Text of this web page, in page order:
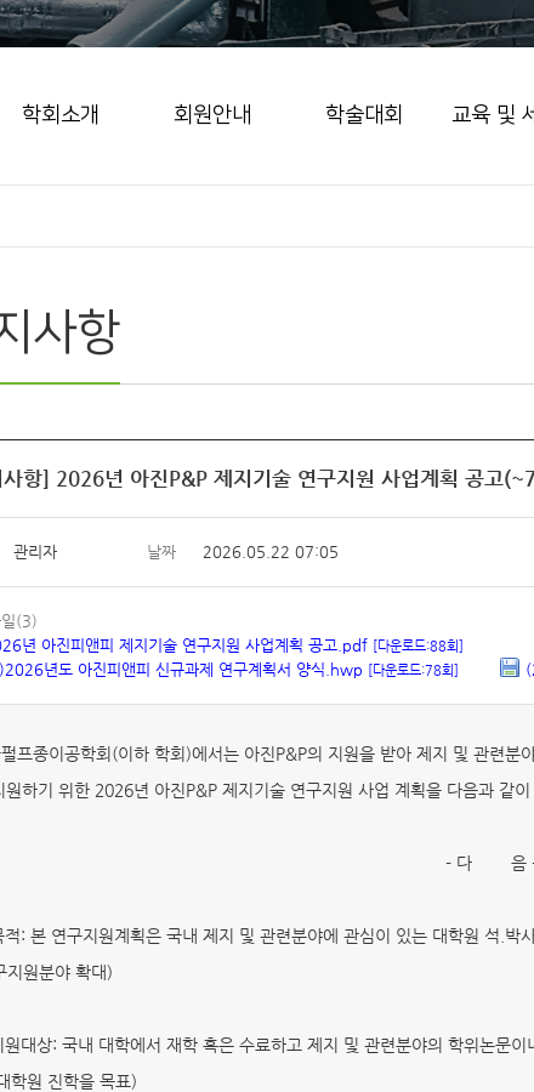
학회소개 회원안내 학술대회 교육 및
사항
사항] 2026년 아진P&P 제지기술 연구지원 사업계획 공고
관리자 날짜 2026.05.22 07:05
일(3)
년 아진피앤피 제지기술 연구지원 사업계획 공고.pdf [다운로드:88회]
년도 아진피앤피 신규과제 연구계획서 양식.hwp [다운로드:78회]
프종이공학회(이하 학회)에서는 아진P&P의 지원을 받아 제지 및 관련
원하기 위한 2026년 아진P&P 제지기술 연구지원 사업 계획을 다음과 같이
- 다 음
적: 본 연구지원계획은 국내 제지 및 관련분야에 관심이 있는 대학원 석.
지원분야 확대)
원대상: 국내 대학에서 재학 혹은 수료하고 제지 및 관련분야의 학위논문
학원 진학을 목표)